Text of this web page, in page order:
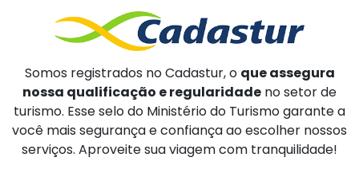
Somos registrados no Cadastur, o que assegura
nossa qualificação e regularidade no setor de
turismo. Esse selo do Ministério do Turismo garante a
você mais segurança e confiança ao escolher nossos
serviços. Aproveite sua viagem com tranquilidade!